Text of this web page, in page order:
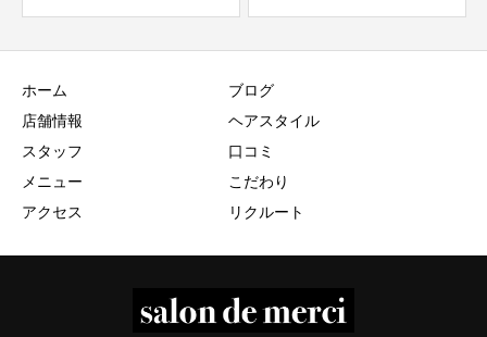
ホーム
店舗情報
スタッフ
メニュー
アクセス
ブログ
ヘアスタイル
口コミ
こだわり
リクルート